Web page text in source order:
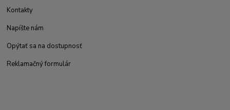
Kontakty
Napíšte nám
Opýtať sa na dostupnosť
Reklamačný formulár